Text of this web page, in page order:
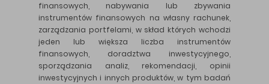
finansowych, nabywania lub zbywania
instrumentów finansowych na własny rachunek,
zarządzania portfelami, w skład których wchodzi
jeden lub większa liczba instrumentów
finansowych, doradztwa inwestycyjnego,
sporządzania analiz, rekomendacji, opinii
inwestycyjnych i innych produktów, w tym badań